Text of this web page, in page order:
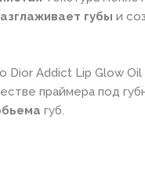
губы и
Dior Addict Lip Glow
праймера под
губ.